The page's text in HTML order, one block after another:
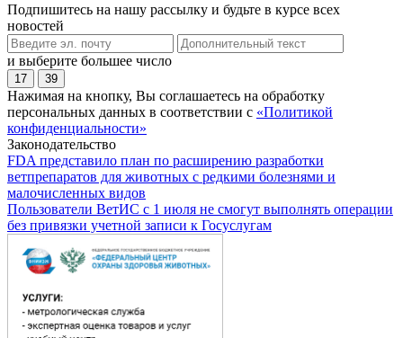
Подпишитесь на нашу рассылку и будьте в курсе всех
новостей
и выберите большее число
17 39
Нажимая на кнопку, Вы соглашаетесь на обработку
персональных данных в соответствии с «Политикой
конфиденциальности»
Законодательство
FDA представило план по расширению разработки
ветпрепаратов для животных с редкими болезнями и
малочисленных видов
Пользователи ВетИС с 1 июля не смогут выполнять операции
без привязки учетной записи к Госуслугам